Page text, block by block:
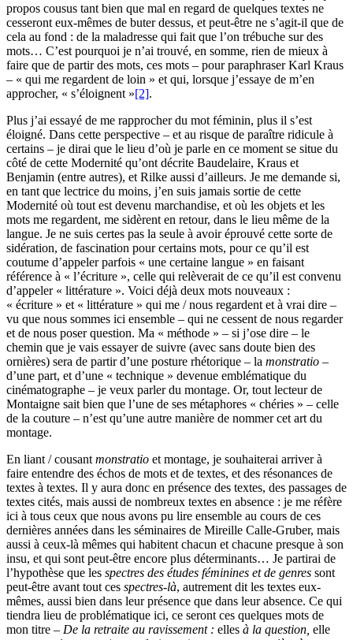
propos cousus tant bien que mal en regard de quelques textes ne
cesseront eux-mêmes de buter dessus, et peut-être ne s’agit-il que de
cela au fond : de la maladresse qui fait que l’on trébuche sur des
mots… C’est pourquoi je n’ai trouvé, en somme, rien de mieux à
faire que de partir des mots, ces mots – pour paraphraser Karl Kraus
– « qui me regardent de loin » et qui, lorsque j’essaye de m’en
approcher, « s’éloignent »[2].
Plus j’ai essayé de me rapprocher du mot féminin, plus il s’est
éloigné. Dans cette perspective – et au risque de paraître ridicule à
certains – je dirai que le lieu d’où je parle en ce moment se situe du
côté de cette Modernité qu’ont décrite Baudelaire, Kraus et
Benjamin (entre autres), et Rilke aussi d’ailleurs. Je me demande si,
en tant que lectrice du moins, j’en suis jamais sortie de cette
Modernité où tout est devenu marchandise, et où les objets et les
mots me regardent, me sidèrent en retour, dans le lieu même de la
langue. Je ne suis certes pas la seule à avoir éprouvé cette sorte de
sidération, de fascination pour certains mots, pour ce qu’il est
coutume d’appeler parfois « une certaine langue » en faisant
référence à « l’écriture », celle qui relèverait de ce qu’il est convenu
d’appeler « littérature ». Voici déjà deux mots nouveaux :
« écriture » et « littérature » qui me / nous regardent et à vrai dire –
vu que nous sommes ici ensemble – qui ne cessent de nous regarder
et de nous poser question. Ma « méthode » – si j’ose dire – le
chemin que je vais essayer de suivre (avec sans doute bien des
ornières) sera de partir d’une posture rhétorique – la monstratio –
d’une part, et d’une « technique » devenue emblématique du
cinématographe – je veux parler du montage. Or, tout lecteur de
Montaigne sait bien que l’une de ses métaphores « chéries » – celle
de la couture – n’est qu’une autre manière de nommer cet art du
montage.
En liant / cousant monstratio et montage, je souhaiterai arriver à
faire entendre des échos de mots et de textes, et des résonances de
textes à textes. Il y aura donc en présence des textes, des passages de
textes cités, mais aussi de nombreux textes en absence : je me réfère
ici à tous ceux que nous avons pu lire ensemble au cours de ces
dernières années dans les séminaires de Mireille Calle-Gruber, mais
aussi à ceux-là mêmes qui habitent chacun et chacune presque à son
insu, et qui sont peut-être encore plus déterminants… Je partirai de
l’hypothèse que les spectres des études féminines et de genres sont
peut-être avant tout ces spectres-là, autrement dit les textes eux-
mêmes, aussi bien dans leur présence que dans leur absence. Ce qui
tiendra lieu de problématique ici, ce seront ces quelques mots de
mon titre – De la retraite au ravissement : elles à la question, elle